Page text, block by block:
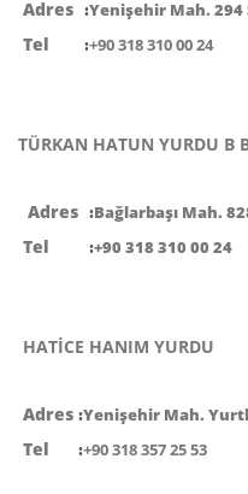
Adres :Yenişehir Mah.
Tel :+90 318 310 00 24
TÜRKAN
Adres :Bağlarbaşı Mah.
Tel :+90 318 310 00 24
HATİCE
Adres :Yenişehir Mah.
Tel :+90 318 357 25 53